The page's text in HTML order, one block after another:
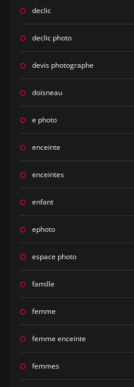
declic
declic photo
devis photographe
doisneau
e photo
enceinte
enceintes
enfant
ephoto
espace photo
famille
femme
femme enceinte
femmes